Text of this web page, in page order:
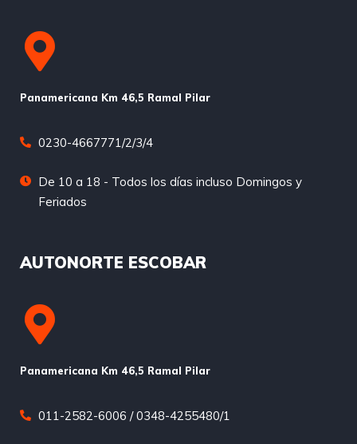
Panamericana Km 46,5 Ramal Pilar
0230-4667771/2/3/4
De 10 a 18 - Todos los días incluso Domingos y
Feriados
AUTONORTE ESCOBAR
Panamericana Km 46,5 Ramal Pilar
011-2582-6006 / 0348-4255480/1